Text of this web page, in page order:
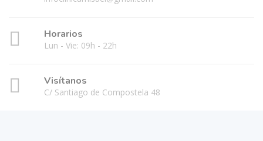
Horarios
Lun - Vie: 09h - 22h
Visítanos
C/ Santiago de Compostela 48